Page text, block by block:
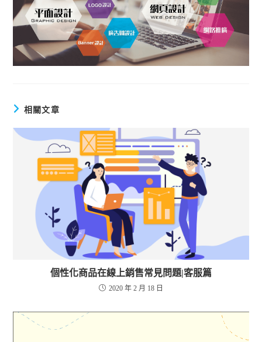
相關文章
個性化商品在線上銷售常見問題|客服篇
2020 年 2 月 18 日